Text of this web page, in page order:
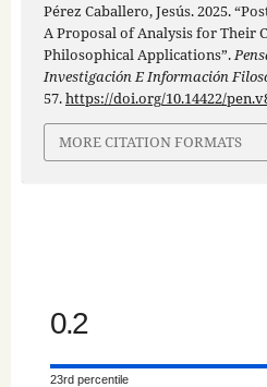
Pérez Caballero, Jesús. 2025.
A Proposal of Analysis for Their
Philosophical Applications”.
Investigación E Información
57.https://doi.org/10.14422/
MORE CITATION FORMATS
0.2
23rd percentile